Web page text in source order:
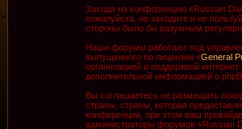
Заходя на конференцию «Russian
пожалуйста, не заходите и не
стороны было бы разумным
Наши форумы работают под
выпущенного по лицензии «General
организацией и поддержкой
дополнительной информацией о
Вы соглашаетесь не размещать
страны, страны, которая
конференции, при этом ваш
администраторы форумов «Russian